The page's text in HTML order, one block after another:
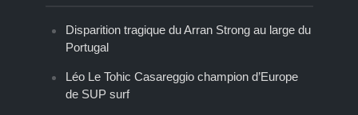
Disparition tragique du Arran Strong au large du
Portugal
Léo Le Tohic Casareggio champion d’Europe
de SUP surf